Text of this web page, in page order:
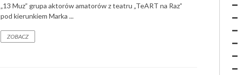
„13 Muz” grupa aktorów amatorów z teatru „TeART na Raz”
pod kierunkiem Marka ...
ZOBACZ